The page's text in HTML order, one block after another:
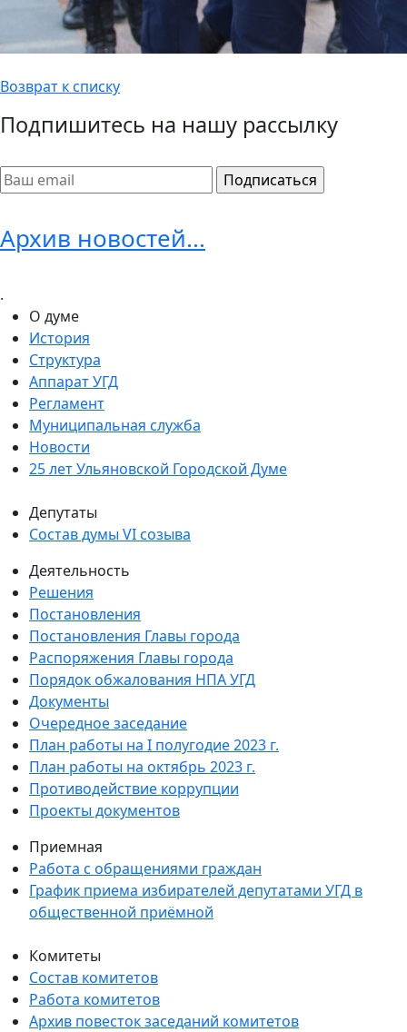
Возврат к списку
Подпишитесь на нашу рассылку
Архив новостей...
.
О думе
История
Структура
Аппарат УГД
Регламент
Муниципальная служба
Новости
25 лет Ульяновской Городской Думе
Депутаты
Состав думы VI созыва
Деятельность
Решения
Постановления
Постановления Главы города
Распоряжения Главы города
Порядок обжалования НПА УГД
Документы
Очередное заседание
План работы на I полугодие 2023 г.
План работы на октябрь 2023 г.
Противодействие коррупции
Проекты документов
Приемная
Работа с обращениями граждан
График приема избирателей депутатами УГД в
общественной приёмной
Комитеты
Состав комитетов
Работа комитетов
Архив повесток заседаний комитетов